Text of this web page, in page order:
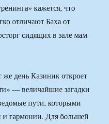
кажется, что
отличают Баха от
сидящих в зале мам
день Казиник откроет
— величайшие загадки
пути, которыми
и гармонии. Для большей